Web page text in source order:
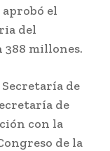
aprobó el
del
388 millones.
de
de
con la
de la